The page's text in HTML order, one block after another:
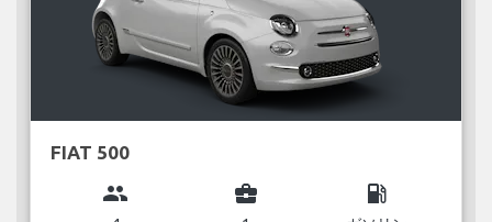
FIAT 500
group business_center local_gas_station